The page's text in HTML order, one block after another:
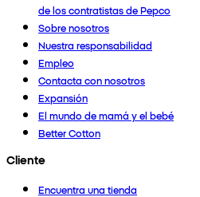
de los contratistas de Pepco
Sobre nosotros
Nuestra responsabilidad
Empleo
Contacta con nosotros
Expansión
El mundo de mamá y el bebé
Better Cotton
Cliente
Encuentra una tienda